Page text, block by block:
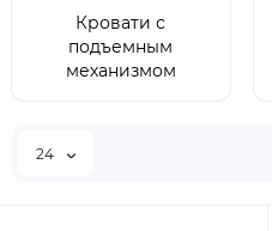
Кровати с
подъемным
механизмом
24